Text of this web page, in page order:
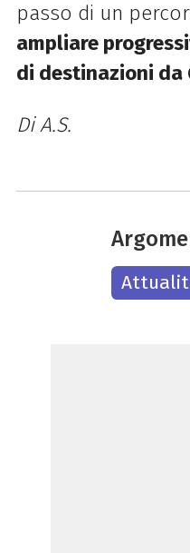
passo di un
ampliare
di destinazioni da
Di A.S.